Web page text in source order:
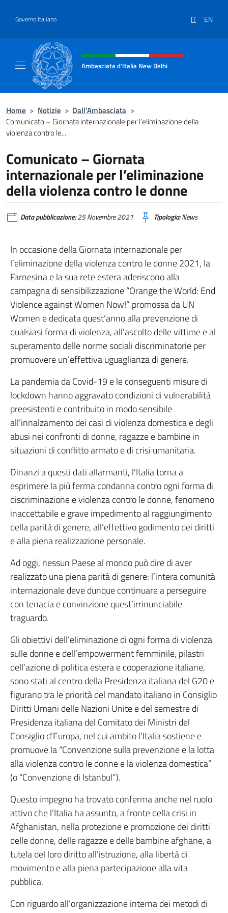
Governo Italiano IT EN
Intestazione sito, social e menù
Ambasciata d'Italia New Delhi
Home > Notizie > Dall’Ambasciata >
Comunicato – Giornata internazionale per l’eliminazione della
violenza contro le...
Comunicato – Giornata
internazionale per l’eliminazione
della violenza contro le donne
Data pubblicazione:25 Novembre 2021 Tipologia:News
In occasione della Giornata internazionale per
l’eliminazione della violenza contro le donne 2021, la
Farnesina e la sua rete estera aderiscono alla
campagna di sensibilizzazione “Orange the World: End
Violence against Women Now!” promossa da UN
Women e dedicata quest’anno alla prevenzione di
qualsiasi forma di violenza, all’ascolto delle vittime e al
superamento delle norme sociali discriminatorie per
promuovere un’effettiva uguaglianza di genere.
La pandemia da Covid-19 e le conseguenti misure di
lockdown hanno aggravato condizioni di vulnerabilità
preesistenti e contribuito in modo sensibile
all’innalzamento dei casi di violenza domestica e degli
abusi nei confronti di donne, ragazze e bambine in
situazioni di conflitto armato e di crisi umanitaria.
Dinanzi a questi dati allarmanti, l’Italia torna a
esprimere la più ferma condanna contro ogni forma di
discriminazione e violenza contro le donne, fenomeno
inaccettabile e grave impedimento al raggiungimento
della parità di genere, all’effettivo godimento dei diritti
e alla piena realizzazione personale.
Ad oggi, nessun Paese al mondo può dire di aver
realizzato una piena parità di genere: l’intera comunità
internazionale deve dunque continuare a perseguire
con tenacia e convinzione quest’irrinunciabile
traguardo.
Gli obiettivi dell’eliminazione di ogni forma di violenza
sulle donne e dell’empowerment femminile, pilastri
dell’azione di politica estera e cooperazione italiane,
sono stati al centro della Presidenza italiana del G20 e
figurano tra le priorità del mandato italiano in Consiglio
Diritti Umani delle Nazioni Unite e del semestre di
Presidenza italiana del Comitato dei Ministri del
Consiglio d’Europa, nel cui ambito l’Italia sostiene e
promuove la “Convenzione sulla prevenzione e la lotta
alla violenza contro le donne e la violenza domestica”
(o “Convenzione di Istanbul”).
Questo impegno ha trovato conferma anche nel ruolo
attivo che l’Italia ha assunto, a fronte della crisi in
Afghanistan, nella protezione e promozione dei diritti
delle donne, delle ragazze e delle bambine afghane, a
tutela del loro diritto all’istruzione, alla libertà di
movimento e alla piena partecipazione alla vita
pubblica.
Con riguardo all’organizzazione interna dei metodi di